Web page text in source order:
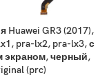
Huawei GR3 (2017),
pra-lx2, pra-lx3, с
экраном, черный,
(prc)